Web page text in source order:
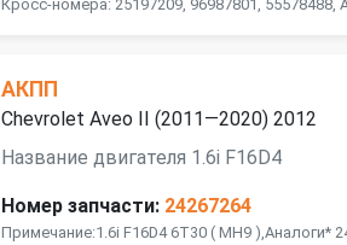
Кросс-номера: 25197209, 96987801, 55578488,
АКПП
Chevrolet Aveo II (2011—2020) 2012
Название двигателя 1.6i F16D4
Номер запчасти: 24267264
Примечание:1.6i F16D4 6T30 ( MH9 ),Аналоги*